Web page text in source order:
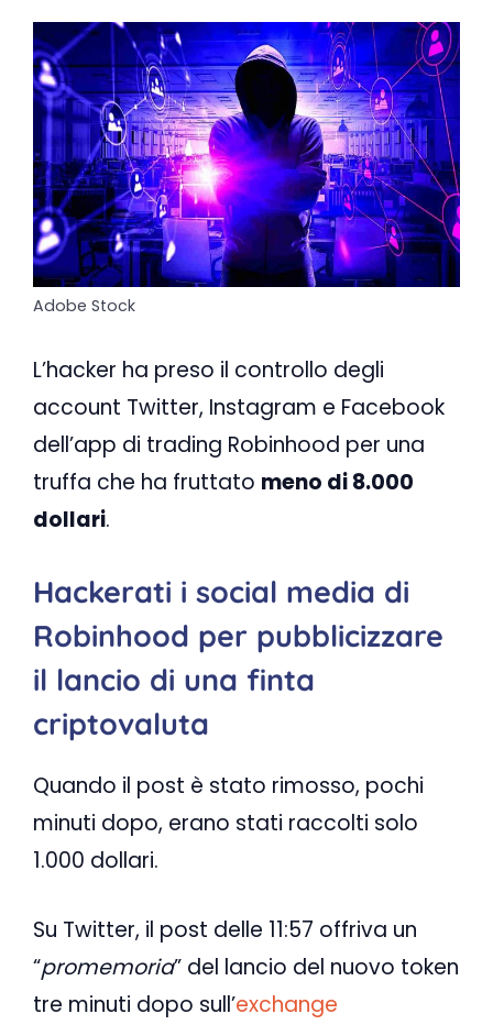
Adobe Stock
L’hacker ha preso il controllo degli
account Twitter, Instagram e Facebook
dell’app di trading Robinhood per una
truffa che ha fruttato meno di 8.000
dollari.
Hackerati i social media di
Robinhood per pubblicizzare
il lancio di una finta
criptovaluta
Quando il post è stato rimosso, pochi
minuti dopo, erano stati raccolti solo
1.000 dollari.
Su Twitter, il post delle 11:57 offriva un
“promemoria” del lancio del nuovo token
tre minuti dopo sull’exchange